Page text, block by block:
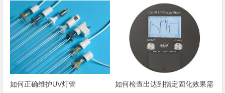
如何正确维护UV灯管
如何检查出达到指定固化效果需